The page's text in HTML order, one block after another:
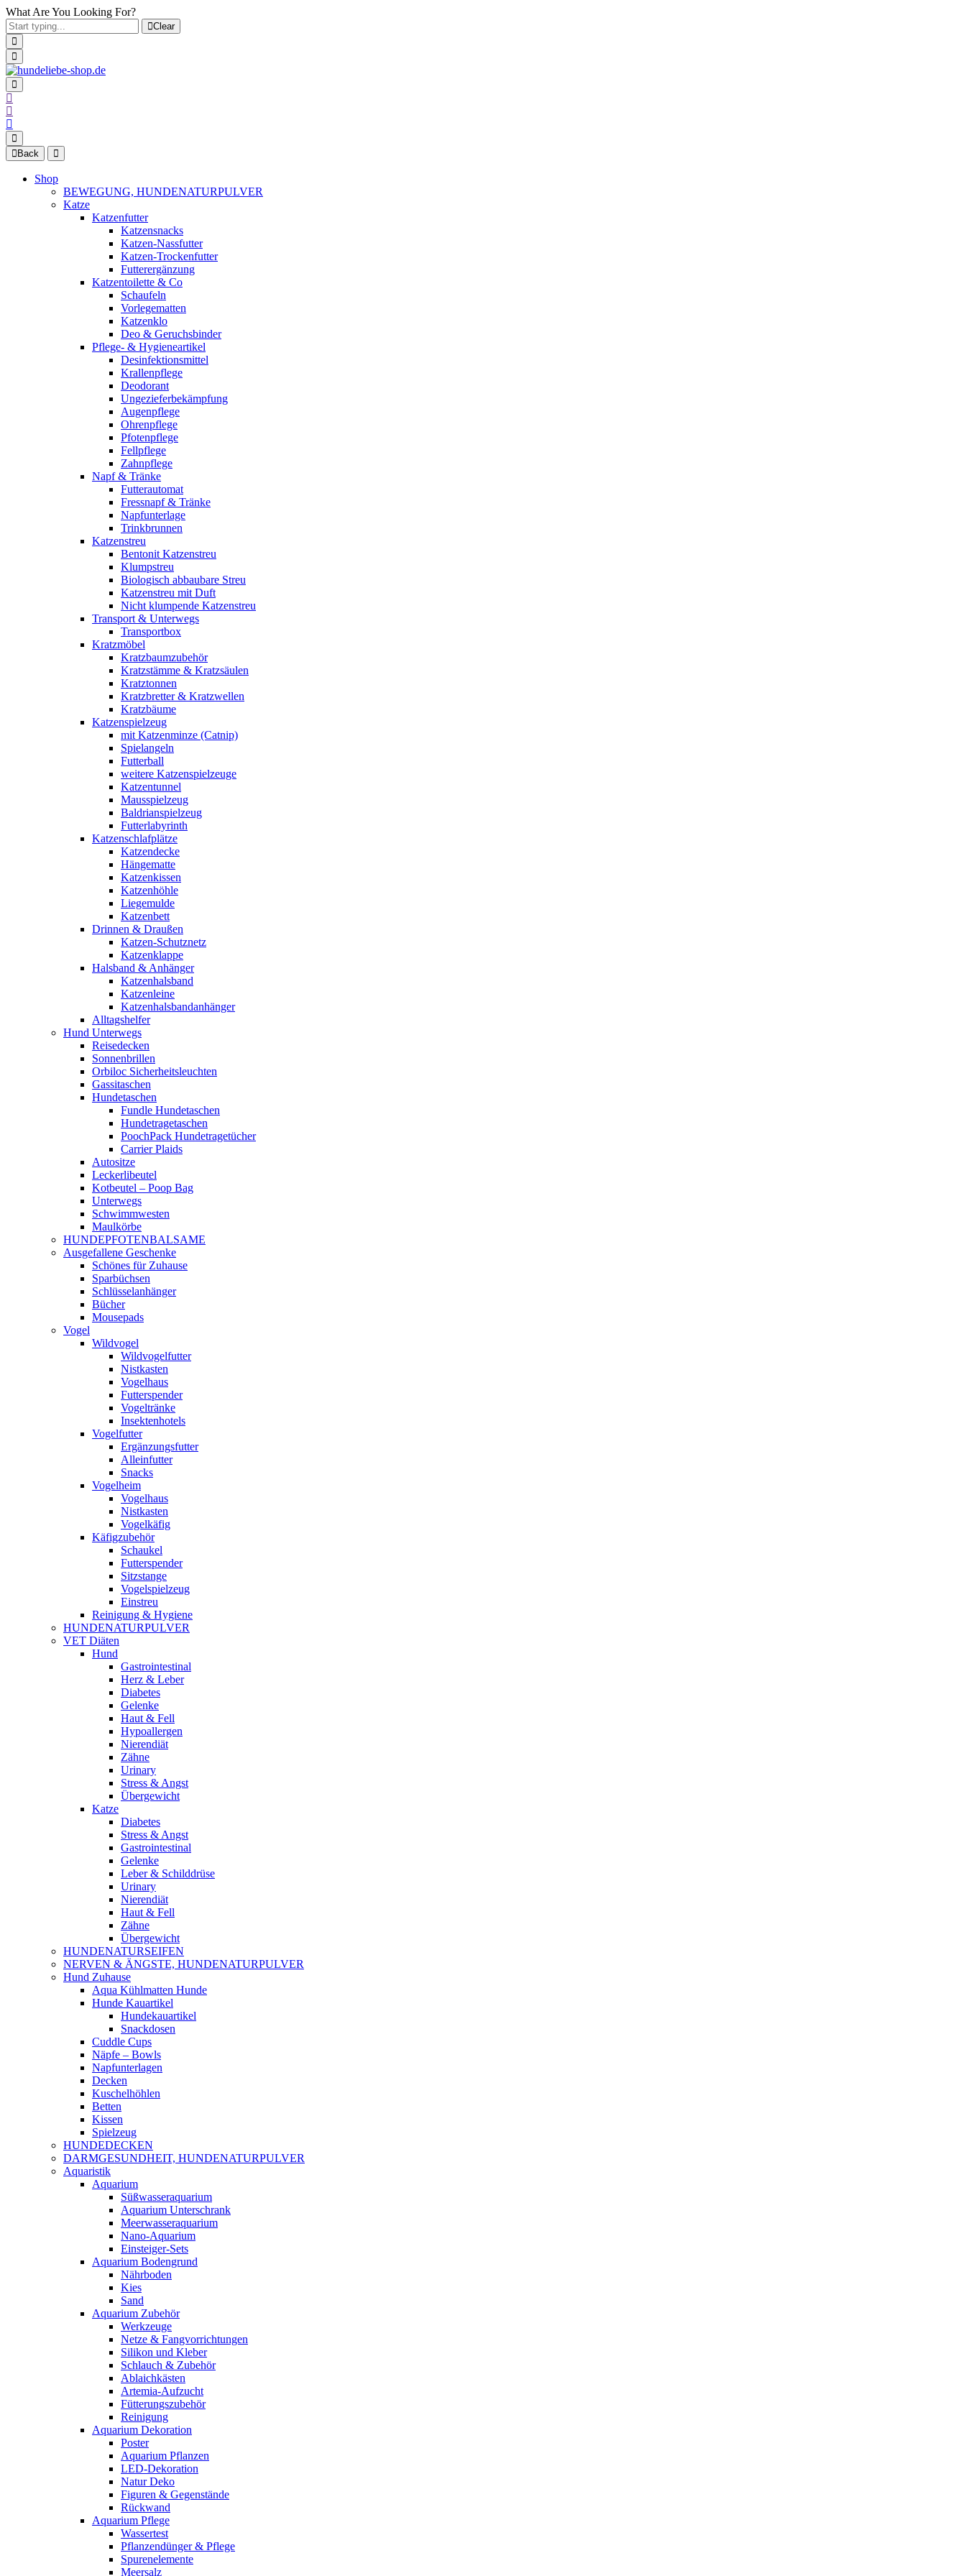
What Are You Looking For?
Clear
Back
Shop
BEWEGUNG, HUNDENATURPULVER
Katze
Katzenfutter
Katzensnacks
Katzen-Nassfutter
Katzen-Trockenfutter
Futterergänzung
Katzentoilette & Co
Schaufeln
Vorlegematten
Katzenklo
Deo & Geruchsbinder
Pflege- & Hygieneartikel
Desinfektionsmittel
Krallenpflege
Deodorant
Ungezieferbekämpfung
Augenpflege
Ohrenpflege
Pfotenpflege
Fellpflege
Zahnpflege
Napf & Tränke
Futterautomat
Fressnapf & Tränke
Napfunterlage
Trinkbrunnen
Katzenstreu
Bentonit Katzenstreu
Klumpstreu
Biologisch abbaubare Streu
Katzenstreu mit Duft
Nicht klumpende Katzenstreu
Transport & Unterwegs
Transportbox
Kratzmöbel
Kratzbaumzubehör
Kratzstämme & Kratzsäulen
Kratztonnen
Kratzbretter & Kratzwellen
Kratzbäume
Katzenspielzeug
mit Katzenminze (Catnip)
Spielangeln
Futterball
weitere Katzenspielzeuge
Katzentunnel
Mausspielzeug
Baldrianspielzeug
Futterlabyrinth
Katzenschlafplätze
Katzendecke
Hängematte
Katzenkissen
Katzenhöhle
Liegemulde
Katzenbett
Drinnen & Draußen
Katzen-Schutznetz
Katzenklappe
Halsband & Anhänger
Katzenhalsband
Katzenleine
Katzenhalsbandanhänger
Alltagshelfer
Hund Unterwegs
Reisedecken
Sonnenbrillen
Orbiloc Sicherheitsleuchten
Gassitaschen
Hundetaschen
Fundle Hundetaschen
Hundetragetaschen
PoochPack Hundetragetücher
Carrier Plaids
Autositze
Leckerlibeutel
Kotbeutel – Poop Bag
Unterwegs
Schwimmwesten
Maulkörbe
HUNDEPFOTENBALSAME
Ausgefallene Geschenke
Schönes für Zuhause
Sparbüchsen
Schlüsselanhänger
Bücher
Mousepads
Vogel
Wildvogel
Wildvogelfutter
Nistkasten
Vogelhaus
Futterspender
Vogeltränke
Insektenhotels
Vogelfutter
Ergänzungsfutter
Alleinfutter
Snacks
Vogelheim
Vogelhaus
Nistkasten
Vogelkäfig
Käfigzubehör
Schaukel
Futterspender
Sitzstange
Vogelspielzeug
Einstreu
Reinigung & Hygiene
HUNDENATURPULVER
VET Diäten
Hund
Gastrointestinal
Herz & Leber
Diabetes
Gelenke
Haut & Fell
Hypoallergen
Nierendiät
Zähne
Urinary
Stress & Angst
Übergewicht
Katze
Diabetes
Stress & Angst
Gastrointestinal
Gelenke
Leber & Schilddrüse
Urinary
Nierendiät
Haut & Fell
Zähne
Übergewicht
HUNDENATURSEIFEN
NERVEN & ÄNGSTE, HUNDENATURPULVER
Hund Zuhause
Aqua Kühlmatten Hunde
Hunde Kauartikel
Hundekauartikel
Snackdosen
Cuddle Cups
Näpfe – Bowls
Napfunterlagen
Decken
Kuschelhöhlen
Betten
Kissen
Spielzeug
HUNDEDECKEN
DARMGESUNDHEIT, HUNDENATURPULVER
Aquaristik
Aquarium
Süßwasseraquarium
Aquarium Unterschrank
Meerwasseraquarium
Nano-Aquarium
Einsteiger-Sets
Aquarium Bodengrund
Nährboden
Kies
Sand
Aquarium Zubehör
Werkzeuge
Netze & Fangvorrichtungen
Silikon und Kleber
Schlauch & Zubehör
Ablaichkästen
Artemia-Aufzucht
Fütterungszubehör
Reinigung
Aquarium Dekoration
Poster
Aquarium Pflanzen
LED-Dekoration
Natur Deko
Figuren & Gegenstände
Rückwand
Aquarium Pflege
Wassertest
Pflanzendünger & Pflege
Spurenelemente
Meersalz